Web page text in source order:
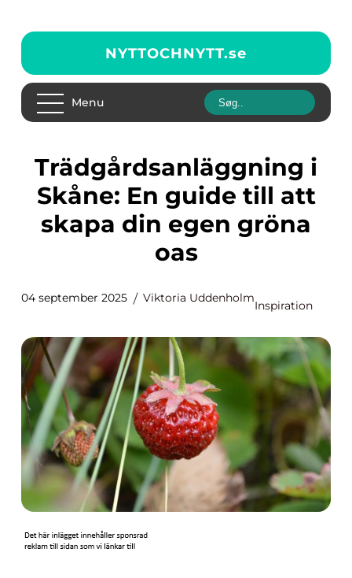
NYTTOCHNYTT.se
Menu
Trädgårdsanläggning i
Skåne: En guide till att
skapa din egen gröna
oas
04 september 2025 Viktoria Uddenholm
Inspiration